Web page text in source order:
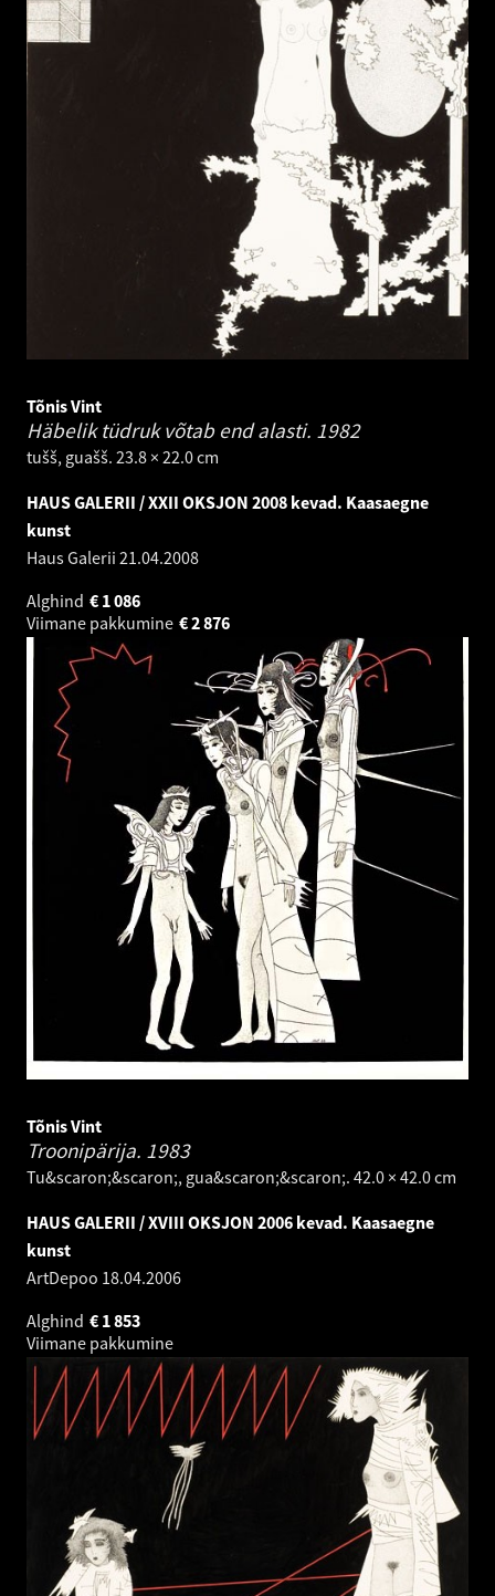
Tõnis Vint
Häbelik tüdruk võtab end alasti. 1982
tušš, guašš. 23.8 × 22.0 cm
HAUS GALERII / XXII OKSJON 2008 kevad. Kaasaegne
kunst
Haus Galerii 21.04.2008
Alghind
1 086
€
Viimane pakkumine
2 876
€
Tõnis Vint
Troonipärija. 1983
Tu&scaron;&scaron;, gua&scaron;&scaron;. 42.0 × 42.0 cm
HAUS GALERII / XVIII OKSJON 2006 kevad. Kaasaegne
kunst
ArtDepoo 18.04.2006
Alghind
1 853
€
Viimane pakkumine